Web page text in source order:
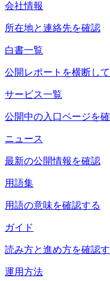
会社情報
所在地と連絡先を確認
白書一覧
公開レポートを横断し
サービス一覧
公開中の入口ページを
ニュース
最新の公開情報を確認
用語集
用語の意味を確認する
ガイド
読み方と進め方を確認
運用方法